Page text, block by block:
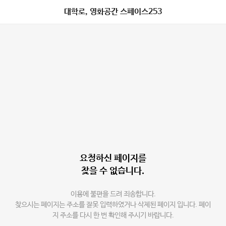
대학로, 영화공간 스페이스253
요청하신 페이지를
찾을 수 없습니다.
이용에 불편을 드려 죄송합니다.
찾으시는 페이지는 주소를 잘못 입력하였거나 삭제된 페이지 입니다. 페이
지 주소를 다시 한 번 확인해 주시기 바랍니다.